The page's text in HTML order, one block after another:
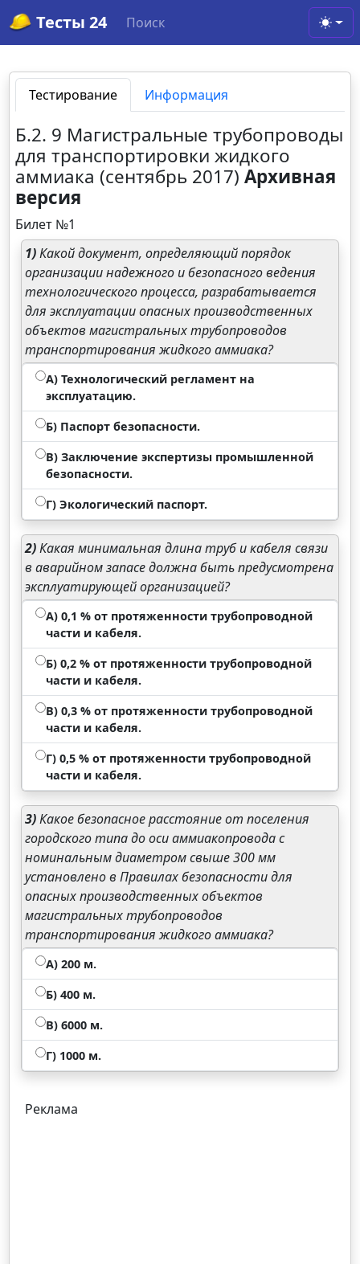
Тесты 24 Поиск
Тестирование Информация
Б.2. 9 Магистральные трубопроводы
для транспортировки жидкого
аммиака (сентябрь 2017)Архивная
версия
Билет №1
1)Какой документ, определяющий порядок
организации надежного и безопасного ведения
технологического процесса, разрабатывается
для эксплуатации опасных производственных
объектов магистральных трубопроводов
транспортирования жидкого аммиака?
А) Технологический регламент на
эксплуатацию.
Б) Паспорт безопасности.
В) Заключение экспертизы промышленной
безопасности.
Г) Экологический паспорт.
2)Какая минимальная длина труб и кабеля связи
в аварийном запасе должна быть предусмотрена
эксплуатирующей организацией?
А) 0,1 % от протяженности трубопроводной
части и кабеля.
Б) 0,2 % от протяженности трубопроводной
части и кабеля.
В) 0,3 % от протяженности трубопроводной
части и кабеля.
Г) 0,5 % от протяженности трубопроводной
части и кабеля.
3)Какое безопасное расстояние от поселения
городского типа до оси аммиакопровода с
номинальным диаметром свыше 300 мм
установлено в Правилах безопасности для
опасных производственных объектов
магистральных трубопроводов
транспортирования жидкого аммиака?
А) 200 м.
Б) 400 м.
В) 6000 м.
Г) 1000 м.
Реклама